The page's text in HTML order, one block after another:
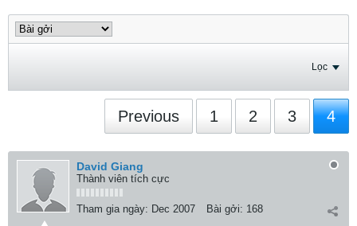
Lọc
Previous 1 2 3 4
David Giang
Thành viên tích cực
Tham gia ngày: Dec 2007 Bài gởi: 168